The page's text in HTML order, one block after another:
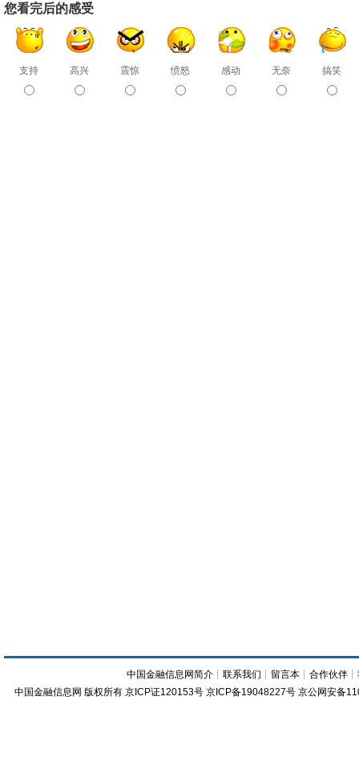
您看完后的感受
支持 高兴 震惊 愤怒 感动 无奈 搞笑
中国金融信息网简介 ┊联系我们 ┊ 留言本 ┊合作伙伴 ┊
中国金融信息网 版权所有 京ICP证120153号 京ICP备19048227号 京公网安备